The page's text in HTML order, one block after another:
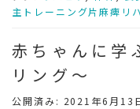
主トレーニング片麻痺リ
赤ちゃんに学
リング～
公開済み: 2021年6月13